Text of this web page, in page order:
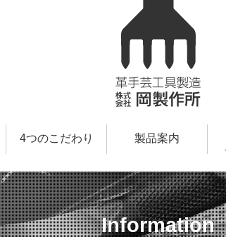
4つのこだわり 製品案内
Information